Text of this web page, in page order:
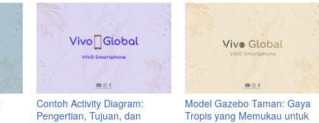
Contoh Activity Diagram:
Pengertian, Tujuan, dan
Model Gazebo Taman: Gaya
Tropis yang Memukau untuk